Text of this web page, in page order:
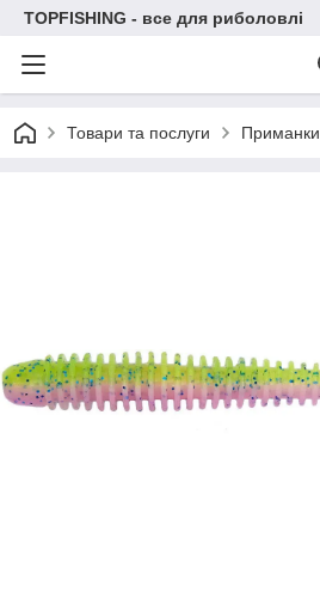
TOPFISHING - все для риболовлі
Товари та послуги Приманки